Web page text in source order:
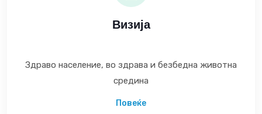
Визија
Здраво население, во здрава и безбедна животна
средина
Повеќе